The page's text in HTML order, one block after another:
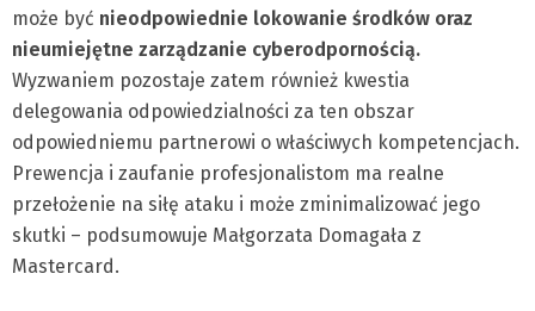
może być nieodpowiednie lokowanie środków oraz
nieumiejętne zarządzanie cyberodpornością.
Wyzwaniem pozostaje zatem również kwestia
delegowania odpowiedzialności za ten obszar
odpowiedniemu partnerowi o właściwych kompetencjach.
Prewencja i zaufanie profesjonalistom ma realne
przełożenie na siłę ataku i może zminimalizować jego
skutki – podsumowuje Małgorzata Domagała z
Mastercard.